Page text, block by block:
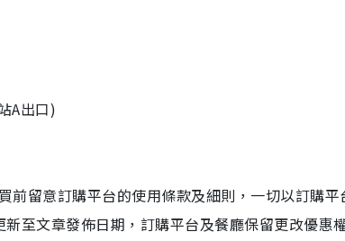
A出口)
前留意訂購平台的使用條款及細則，一切以訂購平
至文章發佈日期，訂購平台及餐廳保留更改優惠